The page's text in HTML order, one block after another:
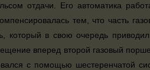
отдачи. Его автоматика
тем, что часть
который в свою очередь
вперед второй газовый
с помощью шестеренчатой